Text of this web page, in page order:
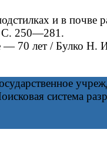
и в
250―281.
70 лет / Булко Н.
система